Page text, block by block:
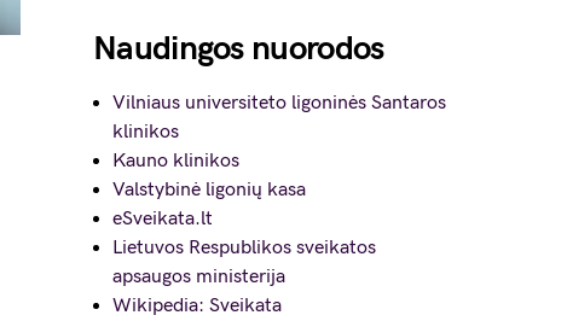
Naudingos nuorodos
Vilniaus universiteto ligoninės Santaros
klinikos
Kauno klinikos
Valstybinė ligonių kasa
eSveikata.lt
Lietuvos Respublikos sveikatos
apsaugos ministerija
Wikipedia: Sveikata